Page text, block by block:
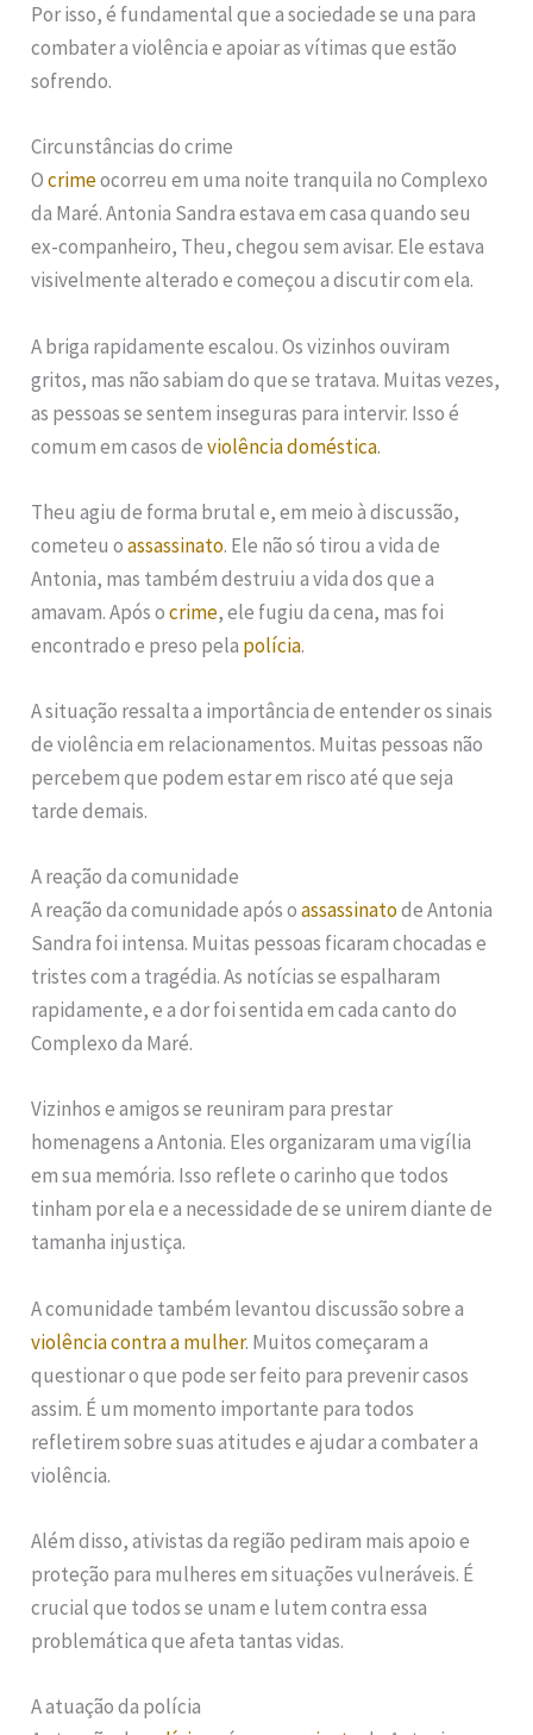
Por isso, é fundamental que a sociedade se una para
combater a violência e apoiar as vítimas que estão
sofrendo.
Circunstâncias do crime
Ocrimeocorreu em uma noite tranquila no Complexo
da Maré. Antonia Sandra estava em casa quando seu
ex-companheiro, Theu, chegou sem avisar. Ele estava
visivelmente alterado e começou a discutir com ela.
A briga rapidamente escalou. Os vizinhos ouviram
gritos, mas não sabiam do que se tratava. Muitas vezes,
as pessoas se sentem inseguras para intervir. Isso é
comum em casos deviolência doméstica.
Theu agiu de forma brutal e, em meio à discussão,
cometeu oassassinato. Ele não só tirou a vida de
Antonia, mas também destruiu a vida dos que a
amavam. Após ocrime, ele fugiu da cena, mas foi
encontrado e preso pela polícia.
A situação ressalta a importância de entender os sinais
de violência em relacionamentos. Muitas pessoas não
percebem que podem estar em risco até que seja
tarde demais.
A reação da comunidade
A reação da comunidade após oassassinatode Antonia
Sandra foi intensa. Muitas pessoas ficaram chocadas e
tristes com a tragédia. As notícias se espalharam
rapidamente, e a dor foi sentida em cada canto do
Complexo da Maré.
Vizinhos e amigos se reuniram para prestar
homenagens a Antonia. Eles organizaram uma vigília
em sua memória. Isso reflete o carinho que todos
tinham por ela e a necessidade de se unirem diante de
tamanha injustiça.
A comunidade também levantou discussão sobre a
violência contra a mulher. Muitos começaram a
questionar o que pode ser feito para prevenir casos
assim. É um momento importante para todos
refletirem sobre suas atitudes e ajudar a combater a
violência.
Além disso, ativistas da região pediram mais apoio e
proteção para mulheres em situações vulneráveis. É
crucial que todos se unam e lutem contra essa
problemática que afeta tantas vidas.
A atuação da polícia